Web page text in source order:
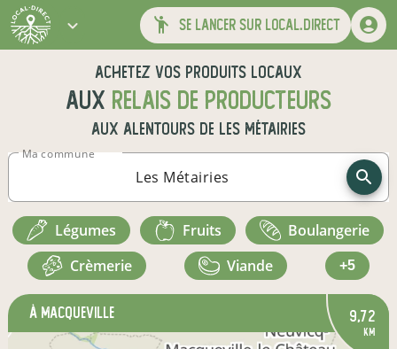
se lancer sur local.direct
Achetez vos produits locaux
aux relais de producteurs
aux alentours de Les Métairies
Ma commune
légumes fruits
boulangerie
crèmerie
viande +5
à Macqueville 9,72
km